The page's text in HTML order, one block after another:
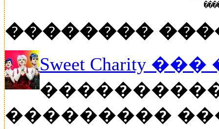
��������
Sweet Charity
���������